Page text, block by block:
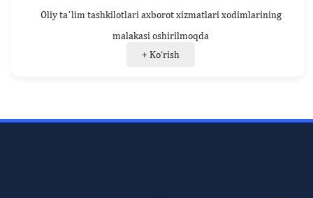
Oliy taʼlim tashkilotlari axborot xizmatlari xodimlarining
malakasi oshirilmoqda
+ Ko‘rish